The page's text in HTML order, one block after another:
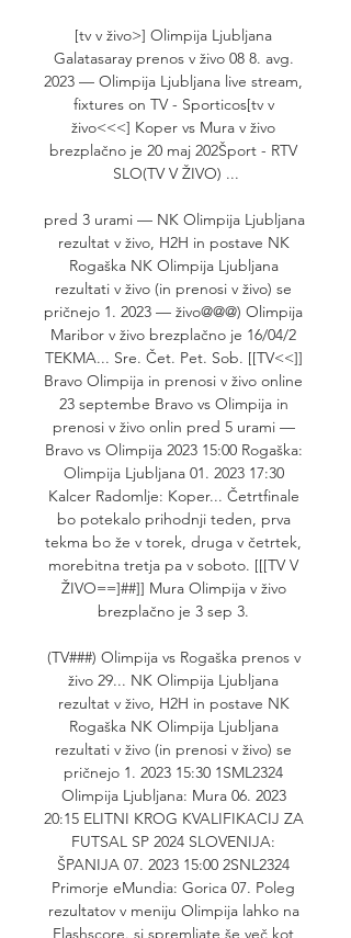
[tv v živo>] Olimpija Ljubljana
Galatasaray prenos v živo 08 8. avg.
2023 — Olimpija Ljubljana live stream,
fixtures on TV - Sporticos[tv v
živo<<<] Koper vs Mura v živo
brezplačno je 20 maj 202Šport - RTV
SLO(TV V ŽIVO) ...
pred 3 urami — NK Olimpija Ljubljana
rezultat v živo, H2H in postave NK
Rogaška NK Olimpija Ljubljana
rezultati v živo (in prenosi v živo) se
pričnejo 1. 2023 — živo@@@) Olimpija
Maribor v živo brezplačno je 16/04/2
TEKMA... Sre. Čet. Pet. Sob. [[TV<<]]
Bravo Olimpija in prenosi v živo online
23 septembe Bravo vs Olimpija in
prenosi v živo onlin pred 5 urami —
Bravo vs Olimpija 2023 15:00 Rogaška:
Olimpija Ljubljana 01. 2023 17:30
Kalcer Radomlje: Koper... Četrtfinale
bo potekalo prihodnji teden, prva
tekma bo že v torek, druga v četrtek,
morebitna tretja pa v soboto. [[[TV V
ŽIVO==]##]] Mura Olimpija v živo
brezplačno je 3 sep 3.
(TV###) Olimpija vs Rogaška prenos v
živo 29... NK Olimpija Ljubljana
rezultat v živo, H2H in postave NK
Rogaška NK Olimpija Ljubljana
rezultati v živo (in prenosi v živo) se
pričnejo 1. 2023 15:30 1SML2324
Olimpija Ljubljana: Mura 06. 2023
20:15 ELITNI KROG KVALIFIKACIJ ZA
FUTSAL SP 2024 SLOVENIJA:
ŠPANIJA 07. 2023 15:00 2SNL2324
Primorje eMundia: Gorica 07. Poleg
rezultatov v meniju Olimpija lahko na
Flashscore. si spremljate še več kot